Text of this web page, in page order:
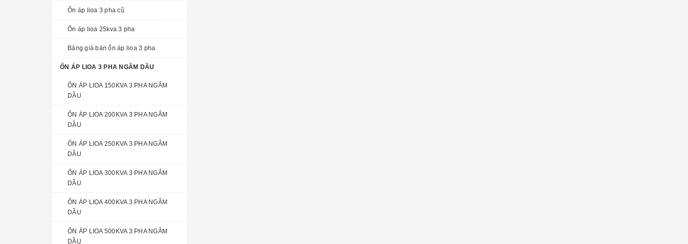
Ổn áp lioa 3 pha cũ
Ổn áp lioa 25kva 3 pha
Bảng giá bán ổn áp lioa 3 pha
ỔN ÁP LIOA 3 PHA NGÂM DẦU
ỔN ÁP LIOA 150KVA 3 PHA NGÂM
DẦU
ỔN ÁP LIOA 200KVA 3 PHA NGÂM
DẦU
ỔN ÁP LIOA 250KVA 3 PHA NGÂM
DẦU
ỔN ÁP LIOA 300KVA 3 PHA NGÂM
DẦU
ỔN ÁP LIOA 400KVA 3 PHA NGÂM
DẦU
ỔN ÁP LIOA 500KVA 3 PHA NGÂM
DẦU